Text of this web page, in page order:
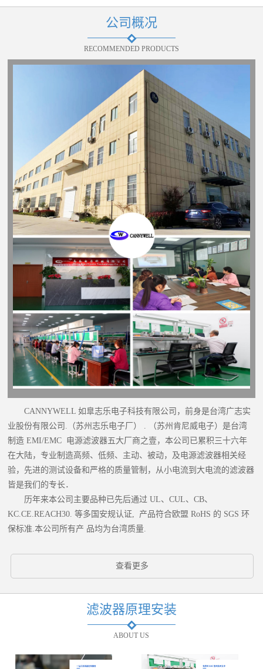
公司概况
RECOMMENDED PRODUCTS
CANNYWELL 如臯志乐电子科技有限公司，前身是台湾广志实
业股份有限公司.（苏州志乐电子厂） . （苏州肯尼威电子）是台湾
制造 EMI/EMC 电源滤波器五大厂商之壹，本公司已累积三十六年
在大陆，专业制造高频、低频、主动、被动，及电源滤波器相关经
验，先进的测试设备和严格的质量管制，从小电流到大电流的滤波器
皆是我们的专长．
历年来本公司主要品种已先后通过 UL、CUL、CB、
KC.CE.REACH30. 等多国安规认证, 产品符合欧盟 RoHS 的 SGS 环
保标准.本公司所有产 品均为台湾质量.
查看更多
滤波器原理安装
ABOUT US